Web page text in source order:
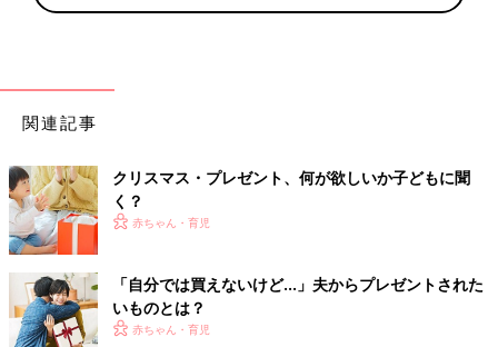
④探偵気分でプレゼントを探してもらう
関連記事
クリスマス・プレゼント、何が欲しいか子どもに聞
く？
赤ちゃん・育児
「自分では買えないけど…」夫からプレゼントされた
いものとは？
赤ちゃん・育児